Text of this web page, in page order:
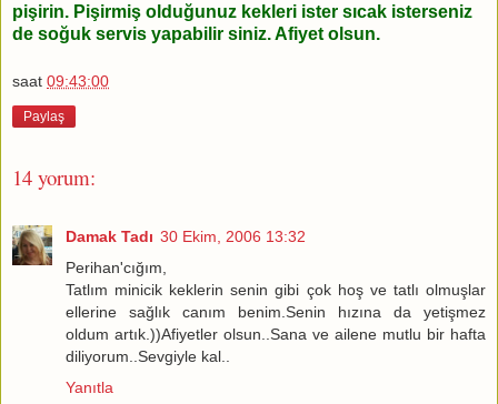
pişirin. Pişirmiş olduğunuz kekleri ister sıcak isterseniz
de soğuk servis yapabilir siniz. Afiyet olsun.
saat 09:43:00
Paylaş
14 yorum:
Damak Tadı 30 Ekim, 2006 13:32
Perihan'cığım,
Tatlım minicik keklerin senin gibi çok hoş ve tatlı olmuşlar
ellerine sağlık canım benim.Senin hızına da yetişmez
oldum artık.))Afiyetler olsun..Sana ve ailene mutlu bir hafta
diliyorum..Sevgiyle kal..
Yanıtla